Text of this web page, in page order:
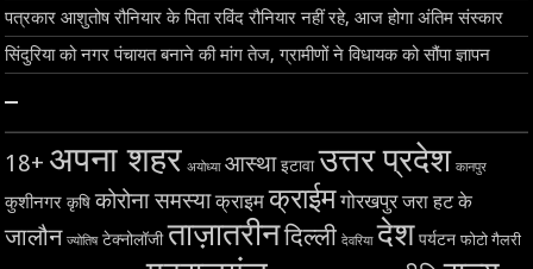
पत्रकार आशुतोष रौनियार के पिता रविंद रौनियार नहीं रहे, आज होगा अंतिम संस्कार
सिंदुरिया को नगर पंचायत बनाने की मांग तेज, ग्रामीणों ने विधायक को सौंपा ज्ञापन
–
18+ अपना शहर अयोध्या आस्था इटावा उत्तर प्रदेश कानपुर
कुशीनगर कृषि कोरोना समस्या क्राइम क्राईम गोरखपुर जरा हट के
जालौन ज्योतिष टेक्नोलॉजी ताज़ातरीनदिल्ली देवरिया देश पर्यटन फोटो गैलरी